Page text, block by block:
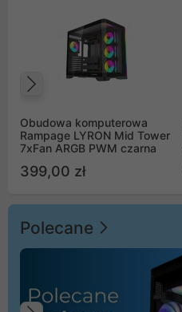
Obudowa komputerowa
Rampage LYRON Mid Tower
7xFan ARGB PWM czarna
399,00 zł
Polecane